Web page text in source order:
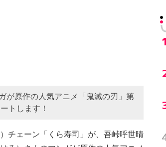
が原作の人気アニメ「鬼滅の刃」第
トします！
チェーン「くら寿司」が、吾峠呼世晴